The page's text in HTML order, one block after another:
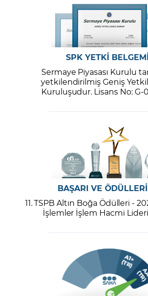
SPK YETKİ
Sermaye Piyasası Kurulu
yetkilendirilmiş Geniş Yetkili
Kuruluşudur. Lisans No: G-
BAŞARI VE
11. TSPB Altın Boğa Ödülleri -
İşlemler İşlem Hacmi